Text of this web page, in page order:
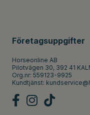
Företagsuppgifter
Horseonline AB
Pilotvägen 30, 392 41
Org.nr: 559123-9925
Kundtjänst: